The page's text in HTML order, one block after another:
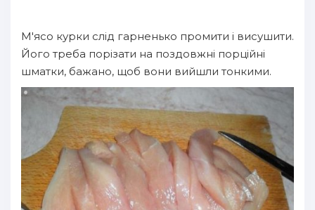
М'ясо курки слід гарненько промити і висушити.
Його треба порізати на поздовжні порційні
шматки, бажано, щоб вони вийшли тонкими.